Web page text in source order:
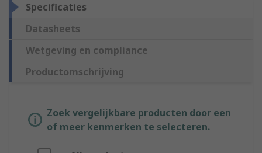
Specificaties
Datasheets
Wetgeving en compliance
Productomschrijving
Zoek vergelijkbare producten door een
of meer kenmerken te selecteren.